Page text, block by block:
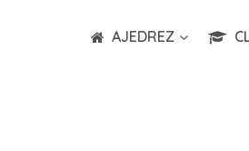
AJEDREZ